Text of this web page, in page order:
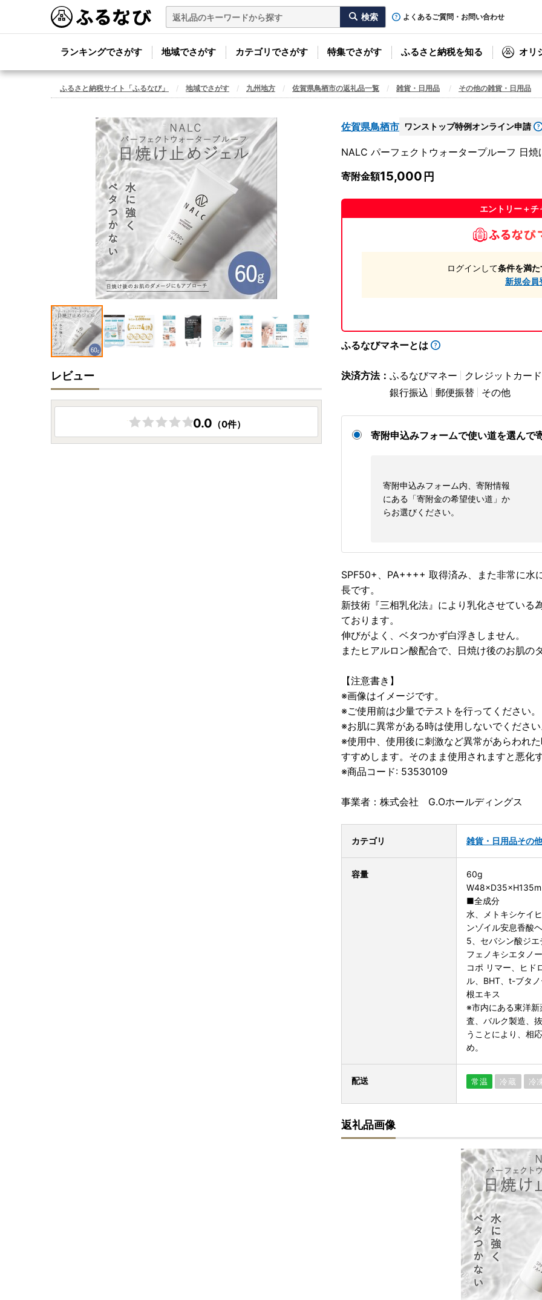
よくあるご質問・お問い合わせ
ランキングでさがす 地域でさがす カテゴリでさがす 特集でさがす ふるさと納税を知る オリ
ふるさと納税サイト「ふるなび」 地域でさがす 九州地方 佐賀県鳥栖市の返礼品一覧 雑貨・日用品 その他の雑貨・日用品
佐賀県鳥栖市 ワンストップ特例オンライン申請
NALC パーフェクトウォータープルーフ 日
寄附金額15,000
エントリー＋
ログインして条件を満
新規会員
ふるなびマネーとは
決済方法： ふるなびマネー
クレジットカード
銀行振込
郵便振替 その他
寄附申込みフォームで使い道を選んで
寄附申込みフォーム内、寄附情報
にある「寄附金の希望使い道」か
らお選びください。
SPF50+、PA++++ 取得済み、また非常に水
長です。
新技術『三相乳化法』により乳化させている
ております。
伸びがよく、ベタつかず白浮きしません。
またヒアルロン酸配合で、日焼け後のお肌の
【注意書き】
※画像はイメージです。
※ご使用前は少量でテストを行ってください。
※お肌に異常がある時は使用しないでくださ
※使用中、使用後に刺激など異常があらわれ
すすめします。そのまま使用されますと悪化
※商品コード: 53530109
事業者：株式会社 G.Oホールディングス
カテゴリ 雑貨・日用品その
容量
60g
■全成分
水、メトキシケイ
ンゾイル安息香酸
5、セバシン酸ジ
フェノキシエタノ
コポ リマー、ヒド
ル、BHT、t-ブタ
根エキス
※市内にある東洋
査、バルク製造、
うことにより、相
め。
配送 常温 冷蔵 冷
返礼品画像
レビュー
0.0 （0件）